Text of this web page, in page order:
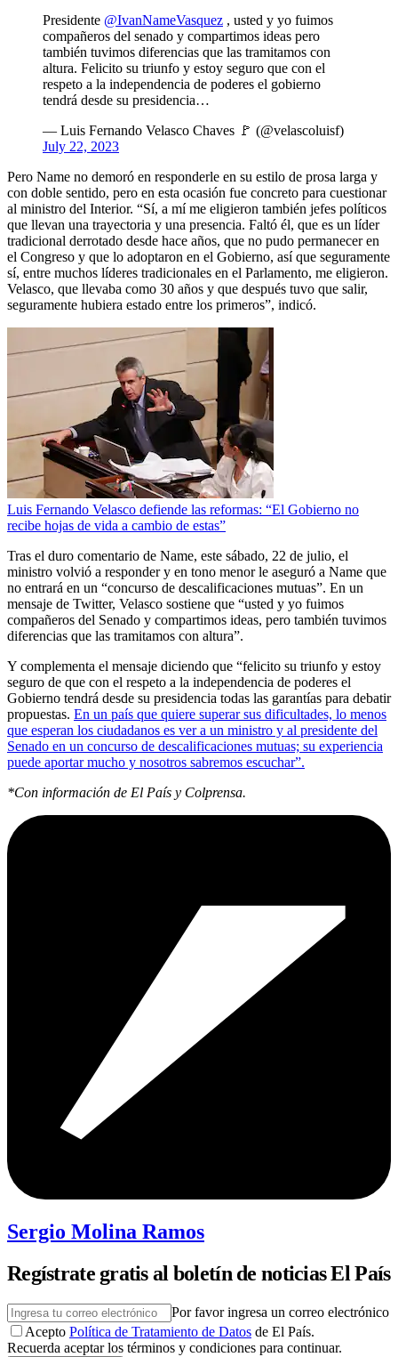
Presidente @IvanNameVasquez , usted y yo fuimos
compañeros del senado y compartimos ideas pero
también tuvimos diferencias que las tramitamos con
altura. Felicito su triunfo y estoy seguro que con el
respeto a la independencia de poderes el gobierno
tendrá desde su presidencia…
— Luis Fernando Velasco Chaves 🚩 (@velascoluisf)
July 22, 2023
Pero Name no demoró en responderle en su estilo de prosa larga y
con doble sentido, pero en esta ocasión fue concreto para cuestionar
al ministro del Interior. “Sí, a mí me eligieron también jefes políticos
que llevan una trayectoria y una presencia. Faltó él, que es un líder
tradicional derrotado desde hace años, que no pudo permanecer en
el Congreso y que lo adoptaron en el Gobierno, así que seguramente
sí, entre muchos líderes tradicionales en el Parlamento, me eligieron.
Velasco, que llevaba como 30 años y que después tuvo que salir,
seguramente hubiera estado entre los primeros”, indicó.
Luis Fernando Velasco defiende las reformas: “El Gobierno no
recibe hojas de vida a cambio de estas”
Tras el duro comentario de Name, este sábado, 22 de julio, el
ministro volvió a responder y en tono menor le aseguró a Name que
no entrará en un “concurso de descalificaciones mutuas”. En un
mensaje de Twitter, Velasco sostiene que “usted y yo fuimos
compañeros del Senado y compartimos ideas, pero también tuvimos
diferencias que las tramitamos con altura”.
Y complementa el mensaje diciendo que “felicito su triunfo y estoy
seguro de que con el respeto a la independencia de poderes el
Gobierno tendrá desde su presidencia todas las garantías para debatir
propuestas. En un país que quiere superar sus dificultades, lo menos
que esperan los ciudadanos es ver a un ministro y al presidente del
Senado en un concurso de descalificaciones mutuas; su experiencia
puede aportar mucho y nosotros sabremos escuchar”.
*Con información de El País y Colprensa.
Sergio Molina Ramos
Regístrate gratis al boletín de noticias El País
Por favor ingresa un correo electrónico
Acepto Política de Tratamiento de Datos de El País.
Recuerda aceptar los términos y condiciones para continuar.